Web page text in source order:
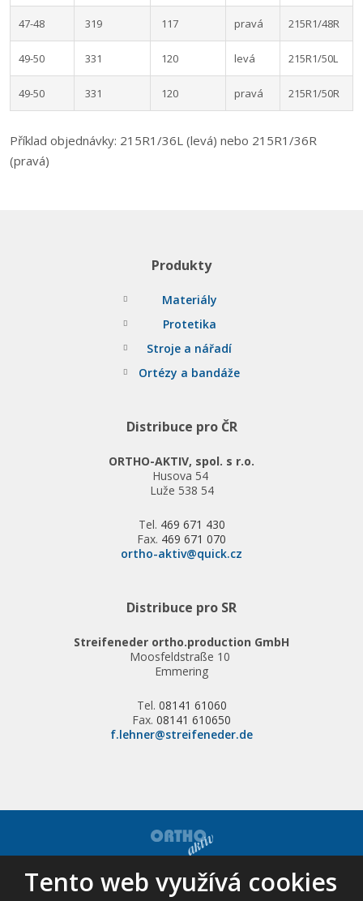
47-48 319 117 pravá 215R1/48R
49-50 331 120 levá 215R1/50L
49-50 331 120 pravá 215R1/50R
Příklad objednávky: 215R1/36L (levá) nebo 215R1/36R
(pravá)
Produkty
Materiály
Protetika
Stroje a nářadí
Ortézy a bandáže
Distribuce pro ČR
ORTHO-AKTIV, spol. s r.o.
Husova 54
Luže 538 54
Tel. 469 671 430
Fax. 469 671 070
ortho-aktiv@quick.cz
Distribuce pro SR
Streifeneder ortho.production GmbH
Moosfeldstraße 10
Emmering
Tel. 08141 61060
Fax. 08141 610650
f.lehner@streifeneder.de
© 2026, ORTHO-AKTIV, spol. s r.o. - všechna práva vyhrazena
Mapa stránek | Podmínky použití
Tento web využívá cookies